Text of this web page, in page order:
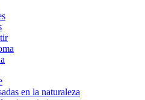
en la naturaleza